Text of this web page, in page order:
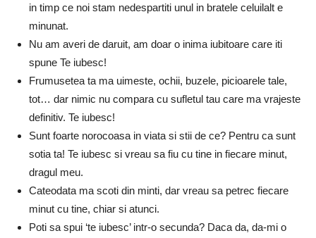
in timp ce noi stam nedespartiti unul in bratele celuilalt e
minunat.
Nu am averi de daruit, am doar o inima iubitoare care iti
spune Te iubesc!
Frumusetea ta ma uimeste, ochii, buzele, picioarele tale,
tot… dar nimic nu compara cu sufletul tau care ma vrajeste
definitiv. Te iubesc!
Sunt foarte norocoasa in viata si stii de ce? Pentru ca sunt
sotia ta! Te iubesc si vreau sa fiu cu tine in fiecare minut,
dragul meu.
Cateodata ma scoti din minti, dar vreau sa petrec fiecare
minut cu tine, chiar si atunci.
Poti sa spui ‘te iubesc’ intr-o secunda? Daca da, da-mi o